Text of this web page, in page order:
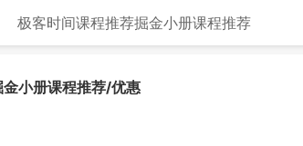
极客时间课程推荐掘金小册课程推荐
小册课程推荐/优惠